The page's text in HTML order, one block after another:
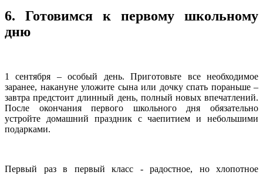
6. Готовимся к первому школьному
дню
1 сентября – особый день. Приготовьте все необходимое
заранее, накануне уложите сына или дочку спать пораньше –
завтра предстоит длинный день, полный новых впечатлений.
После окончания первого школьного дня обязательно
устройте домашний праздник с чаепитием и небольшими
подарками.
Первый раз в первый класс - радостное, но хлопотное